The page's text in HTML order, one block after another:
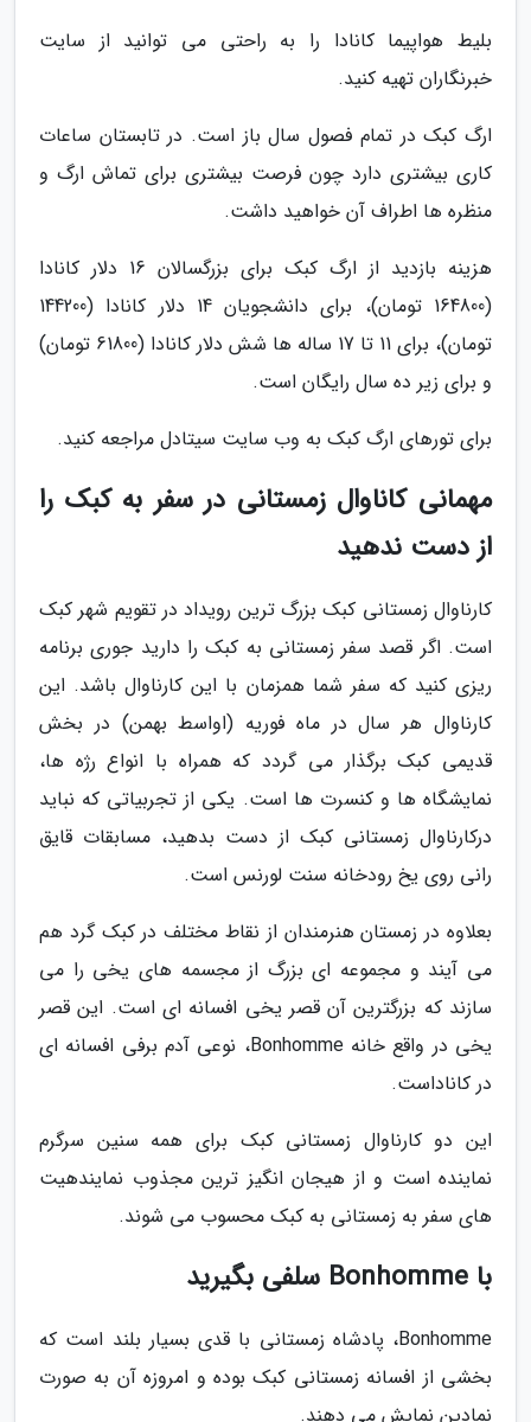
بلیط هواپیما کانادا را به راحتی می توانید از سایت
خبرنگاران تهیه کنید.
ارگ کبک در تمام فصول سال باز است. در تابستان ساعات
کاری بیشتری دارد چون فرصت بیشتری برای تماش ارگ و
منظره ها اطراف آن خواهید داشت.
هزینه بازدید از ارگ کبک برای بزرگسالان 16 دلار کانادا
(164800 تومان)، برای دانشجویان 14 دلار کانادا (144200
تومان)، برای 11 تا 17 ساله ها شش دلار کانادا (61800 تومان)
و برای زیر ده سال رایگان است.
برای تورهای ارگ کبک به وب سایت سیتادل مراجعه کنید.
مهمانی کاناوال زمستانی در سفر به کبک را
از دست ندهید
کارناوال زمستانی کبک بزرگ ترین رویداد در تقویم شهر کبک
است. اگر قصد سفر زمستانی به کبک را دارید جوری برنامه
ریزی کنید که سفر شما همزمان با این کارناوال باشد. این
کارناوال هر سال در ماه فوریه (اواسط بهمن) در بخش
قدیمی کبک برگذار می گردد که همراه با انواع رژه ها،
نمایشگاه ها و کنسرت ها است. یکی از تجربیاتی که نباید
درکارناوال زمستانی کبک از دست بدهید، مسابقات قایق
رانی روی یخ رودخانه سنت لورنس است.
بعلاوه در زمستان هنرمندان از نقاط مختلف در کبک گرد هم
می آیند و مجموعه ای بزرگ از مجسمه های یخی را می
سازند که بزرگترین آن قصر یخی افسانه ای است. این قصر
یخی در واقع خانه Bonhomme، نوعی آدم برفی افسانه ای
در کاناداست.
این دو کارناوال زمستانی کبک برای همه سنین سرگرم
نماینده است و از هیجان انگیز ترین مجذوب نمایندهیت
های سفر به زمستانی به کبک محسوب می شوند.
با Bonhomme سلفی بگیرید
Bonhomme، پادشاه زمستانی با قدی بسیار بلند است که
بخشی از افسانه زمستانی کبک بوده و امروزه آن به صورت
نمادین نمایش می دهند.